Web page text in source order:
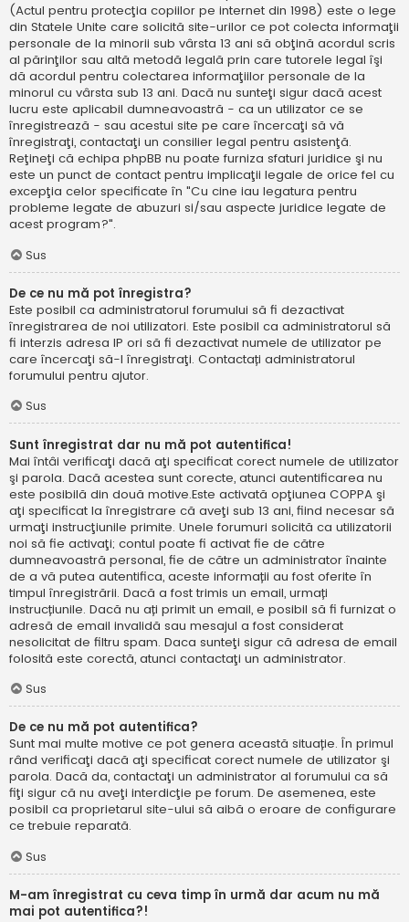
(Actul pentru protecţia copiilor pe internet din 1998) este o lege
din Statele Unite care solicită site-urilor ce pot colecta informaţii
personale de la minorii sub vârsta 13 ani să obţină acordul scris
al părinţilor sau altă metodă legală prin care tutorele legal îşi
dă acordul pentru colectarea informaţiilor personale de la
minorul cu vârsta sub 13 ani. Dacă nu sunteţi sigur dacă acest
lucru este aplicabil dumneavoastră - ca un utilizator ce se
înregistrează - sau acestui site pe care încercaţi să vă
înregistraţi, contactaţi un consilier legal pentru asistenţă.
Reţineţi că echipa phpBB nu poate furniza sfaturi juridice şi nu
este un punct de contact pentru implicaţii legale de orice fel cu
excepţia celor specificate în "Cu cine iau legatura pentru
probleme legate de abuzuri si/sau aspecte juridice legate de
acest program?".
Sus
De ce nu mă pot înregistra?
Este posibil ca administratorul forumului să fi dezactivat
înregistrarea de noi utilizatori. Este posibil ca administratorul să
fi interzis adresa IP ori să fi dezactivat numele de utilizator pe
care încercaţi să-l înregistraţi. Contactați administratorul
forumului pentru ajutor.
Sus
Sunt înregistrat dar nu mă pot autentifica!
Mai întâi verificaţi dacă aţi specificat corect numele de utilizator
şi parola. Dacă acestea sunt corecte, atunci autentificarea nu
este posibilă din două motive.Este activată opţiunea COPPA şi
aţi specificat la înregistrare că aveţi sub 13 ani, fiind necesar să
urmaţi instrucţiunile primite. Unele forumuri solicită ca utilizatorii
noi să fie activaţi; contul poate fi activat fie de către
dumneavoastră personal, fie de către un administrator înainte
de a vă putea autentifica, aceste informații au fost oferite în
timpul înregistrării. Dacă a fost trimis un email, urmați
instrucțiunile. Dacă nu ați primit un email, e posibil să fi furnizat o
adresă de email invalidă sau mesajul a fost considerat
nesolicitat de filtru spam. Daca sunteţi sigur că adresa de email
folosită este corectă, atunci contactaţi un administrator.
Sus
De ce nu mă pot autentifica?
Sunt mai multe motive ce pot genera această situație. În primul
rând verificaţi dacă aţi specificat corect numele de utilizator şi
parola. Dacă da, contactaţi un administrator al forumului ca să
fiţi sigur că nu aveţi interdicţie pe forum. De asemenea, este
posibil ca proprietarul site-ului să aibă o eroare de configurare
ce trebuie reparată.
Sus
M-am înregistrat cu ceva timp în urmă dar acum nu mă
mai pot autentifica?!